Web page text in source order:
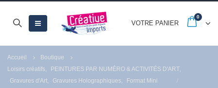
VOTRE PANIER
0
Accueil
Boutique
Loisirs créatifs
PEINTURES PAR NUMÉRO & ACTIVITÉS D'ART
Gravures d'Art
Gravures Holographiques
Format Mini